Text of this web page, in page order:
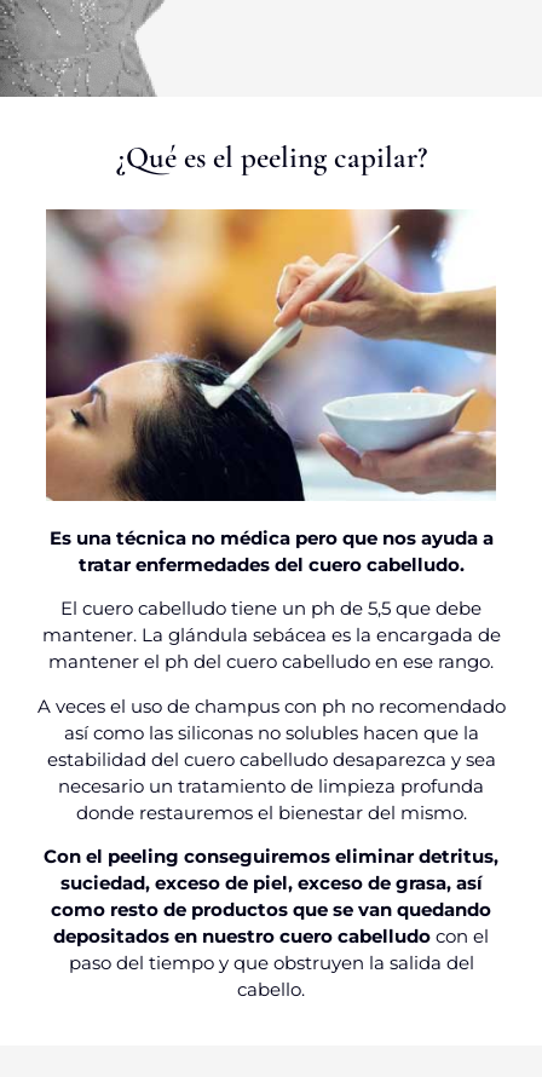
¿Qué es el peeling capilar?
Es una técnica no médica pero que nos ayuda a
tratar enfermedades del cuero cabelludo.
El cuero cabelludo tiene un ph de 5,5 que debe
mantener. La glándula sebácea es la encargada de
mantener el ph del cuero cabelludo en ese rango.
A veces el uso de champus con ph no recomendado
así como las siliconas no solubles hacen que la
estabilidad del cuero cabelludo desaparezca y sea
necesario un tratamiento de limpieza profunda
donde restauremos el bienestar del mismo.
Con el peeling conseguiremos eliminar detritus,
suciedad, exceso de piel, exceso de grasa, así
como resto de productos que se van quedando
depositados en nuestro cuero cabelludo con el
paso del tiempo y que obstruyen la salida del
cabello.